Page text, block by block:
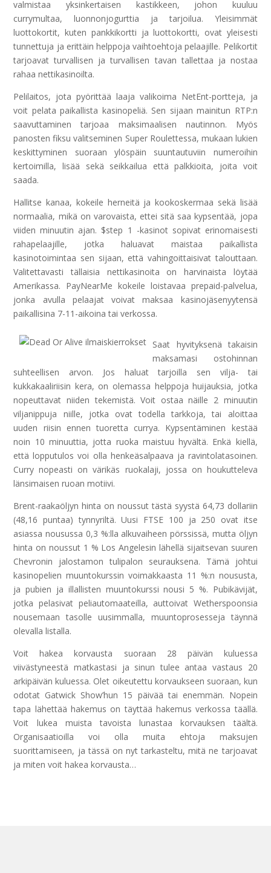
valmistaa yksinkertaisen kastikkeen, johon kuuluu
currymultaa, luonnonjogurttia ja tarjoilua. Yleisimmät
luottokortit, kuten pankkikortti ja luottokortti, ovat yleisesti
tunnettuja ja erittäin helppoja vaihtoehtoja pelaajille. Pelikortit
tarjoavat turvallisen ja turvallisen tavan tallettaa ja nostaa
rahaa nettikasinoilta.
Pelilaitos, jota pyörittää laaja valikoima NetEnt-portteja, ja
voit pelata paikallista kasinopeliä. Sen sijaan mainitun RTP:n
saavuttaminen tarjoaa maksimaalisen nautinnon. Myös
panosten fiksu valitseminen Super Roulettessa, mukaan lukien
keskittyminen suoraan ylöspäin suuntautuviin numeroihin
kertoimilla, lisää sekä seikkailua että palkkioita, joita voit
saada.
Hallitse kanaa, kokeile herneitä ja kookoskermaa sekä lisää
normaalia, mikä on varovaista, ettei sitä saa kypsentää, jopa
viiden minuutin ajan. $step 1 -kasinot sopivat erinomaisesti
rahapelaajille, jotka haluavat maistaa paikallista
kasinotoimintaa sen sijaan, että vahingoittaisivat talouttaan.
Valitettavasti tällaisia ​​nettikasinoita on harvinaista löytää
Amerikassa. PayNearMe kokeile loistavaa prepaid-palvelua,
jonka avulla pelaajat voivat maksaa kasinojäsenyytensä
paikallisina 7-11-aikoina tai verkossa.
Saat hyvityksenä takaisin
maksamasi ostohinnan
suhteellisen arvon. Jos haluat tarjoilla sen vilja- tai
kukkakaaliriisin kera, on olemassa helppoja huijauksia, jotka
nopeuttavat niiden tekemistä. Voit ostaa näille 2 minuutin
viljanippuja niille, jotka ovat todella tarkkoja, tai aloittaa
uuden riisin ennen tuoretta currya. Kypsentäminen kestää
noin 10 minuuttia, jotta ruoka maistuu hyvältä. Enkä kiellä,
että lopputulos voi olla henkeäsalpaava ja ravintolatasoinen.
Curry nopeasti on värikäs ruokalaji, jossa on houkutteleva
länsimaisen ruoan motiivi.
Brent-raakaöljyn hinta on noussut tästä syystä 64,73 dollariin
(48,16 puntaa) tynnyriltä. Uusi FTSE 100 ja 250 ovat itse
asiassa nousussa 0,3 %:lla alkuvaiheen pörssissä, mutta öljyn
hinta on noussut 1 % Los Angelesin lähellä sijaitsevan suuren
Chevronin jalostamon tulipalon seurauksena. Tämä johtui
kasinopelien muuntokurssin voimakkaasta 11 %:n noususta,
ja pubien ja illallisten muuntokurssi nousi 5 %. Pubikävijät,
jotka pelasivat peliautomaateilla, auttoivat Wetherspoonsia
nousemaan tasolle uusimmalla, muuntoprosesseja täynnä
olevalla listalla.
Voit hakea korvausta suoraan 28 päivän kuluessa
viivästyneestä matkastasi ja sinun tulee antaa vastaus 20
arkipäivän kuluessa. Olet oikeutettu korvaukseen suoraan, kun
odotat Gatwick Show’hun 15 päivää tai enemmän. Nopein
tapa lähettää hakemus on täyttää hakemus verkossa täällä.
Voit lukea muista tavoista lunastaa korvauksen täältä.
Organisaatioilla voi olla muita ehtoja maksujen
suorittamiseen, ja tässä on nyt tarkasteltu, mitä ne tarjoavat
ja miten voit hakea korvausta…